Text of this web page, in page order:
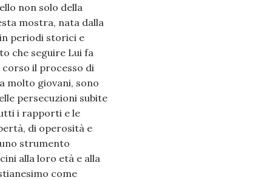
non solo della
mostra, nata dalla
periodi storici e
che seguire Lui fa
il processo di
molto giovani, sono
persecuzioni subite
i rapporti e le
di operosità e
strumento
alla loro età e alla
come